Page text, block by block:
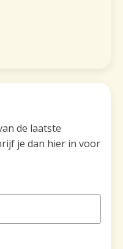
de laatste
je dan hier in voor